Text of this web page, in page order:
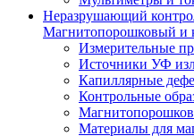
Неразрушающий
Магнитопорошковый и
Измерительные
Источники УФ
Капиллярные
Контрольные
Материалы для